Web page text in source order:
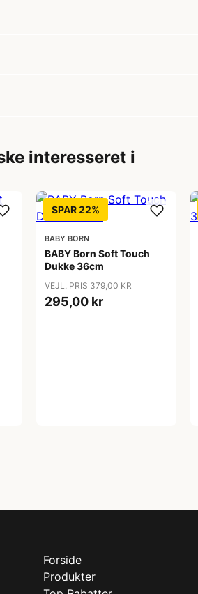
interesseret i
SPAR 22%
BABY BORN
BABY Born Soft Touch
Dukke 36cm
VEJL. PRIS 379,00 KR
295,00 kr
Forside
Produkter